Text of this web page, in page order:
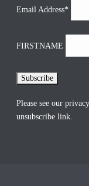
Email Address*
FIRSTNAME
Please see our
unsubscribe link.